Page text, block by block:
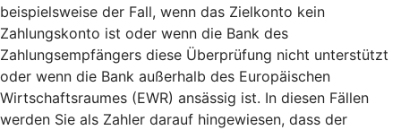
beispielsweise der Fall, wenn das Zielkonto kein
Zahlungskonto ist oder wenn die Bank des
Zahlungsempfängers diese Überprüfung nicht unterstützt
oder wenn die Bank außerhalb des Europäischen
Wirtschaftsraumes (EWR) ansässig ist. In diesen Fällen
werden Sie als Zahler darauf hingewiesen, dass der